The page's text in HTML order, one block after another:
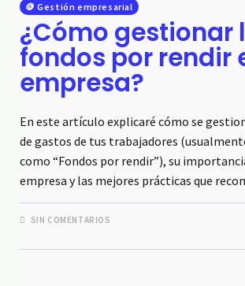
🪙 Gestión empresarial
¿Cómo gestionar
fondos por rendir
empresa?
En este artículo explicaré cómo se
de gastos de tus trabajadores
como “Fondos por rendir”), su
empresa y las mejores prácticas que
SIN COMENTARIOS